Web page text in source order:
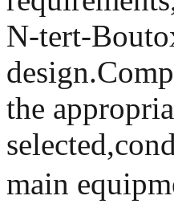
N-tert-
the
main